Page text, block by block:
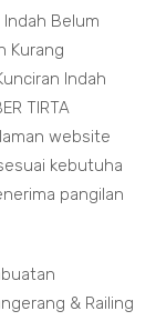
Belum
Kurang
Indah
TIRTA
website
kebutuha
pangilan
& Railing